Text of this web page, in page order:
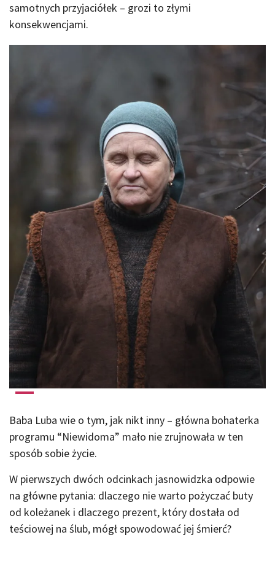
samotnych przyjaciółek – grozi to złymi
konsekwencjami.
Baba Luba wie o tym, jak nikt inny – główna bohaterka
programu “Niewidoma” mało nie zrujnowała w ten
sposób sobie życie.
W pierwszych dwóch odcinkach jasnowidzka odpowie
na główne pytania: dlaczego nie warto pożyczać buty
od koleżanek i dlaczego prezent, który dostała od
teściowej na ślub, mógł spowodować jej śmierć?